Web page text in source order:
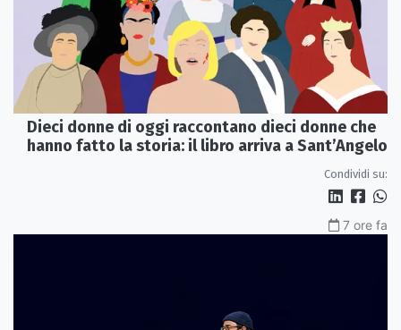
Dieci donne di oggi raccontano dieci donne che
hanno fatto la storia: il libro arriva a Sant’Angelo
Condividi su:
7 ore fa